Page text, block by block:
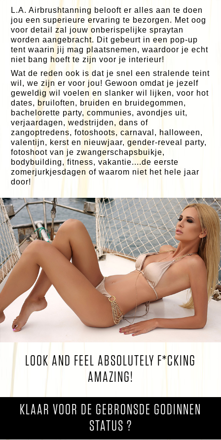
L.A. Airbrushtanning belooft er alles aan te doen
jou een superieure ervaring te bezorgen. Met oog
voor detail zal jouw onberispelijke spraytan
worden aangebracht. Dit gebeurt in een pop-up
tent waarin jij mag plaatsnemen, waardoor je echt
niet bang hoeft te zijn voor je interieur!
Wat de reden ook is dat je snel een stralende teint
wil, we zijn er voor jou! Gewoon omdat je jezelf
geweldig wil voelen en slanker wil lijken, voor hot
dates, bruiloften, bruiden en bruidegommen,
bachelorette party, communies, avondjes uit,
verjaardagen, wedstrijden, dans of
zangoptredens, fotoshoots, carnaval, halloween,
valentijn, kerst en nieuwjaar, gender-reveal party,
fotoshoot van je zwangerschapsbuikje,
bodybuilding, fitness, vakantie....de eerste
zomerjurkjesdagen of waarom niet het hele jaar
door!
LOOK AND FEEL ABSOLUTELY F*CKING
AMAZING!
KLAAR VOOR DE GEBRONSDE GODINNEN
STATUS ?